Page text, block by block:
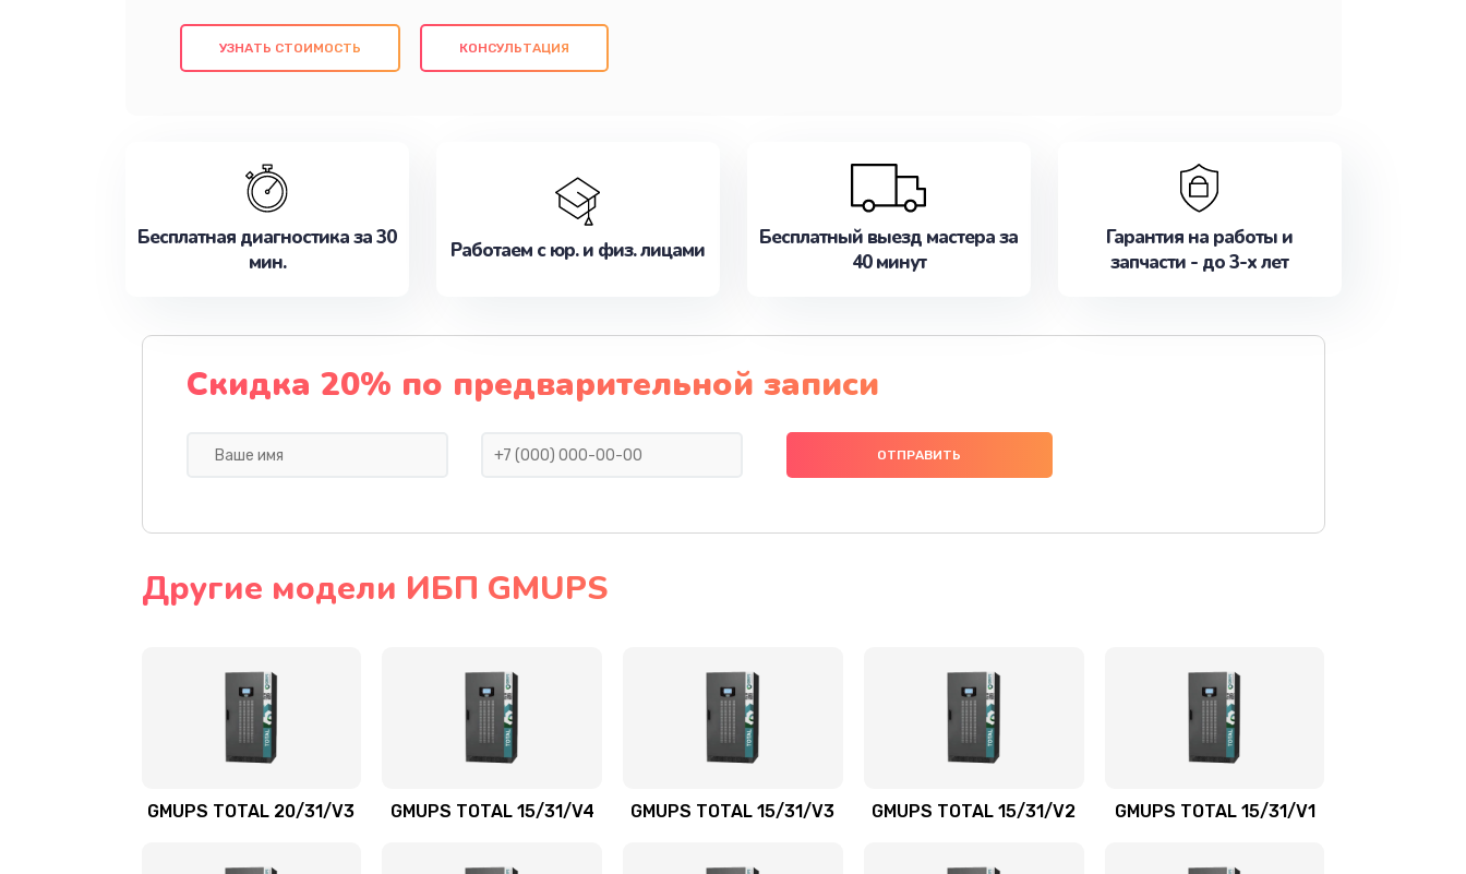
клиентам надежное и профессиональное обслуживание, удовлетворяя их
потребности наилучшим образом. Не медлите записаться на ремонт уже
УЗНАТЬ СТОИМОСТЬ КОНСУЛЬТАЦИЯ
Бесплатная диагностика за 30
мин.
Работаем с юр. и физ. лицами
Бесплатный выезд мастера за
40 минут
Гарантия на работы и
запчасти - до 3-х лет
Скидка 20% по предварительной записи
Другие модели ИБП GMUPS
GMUPS TOTAL 20/31/V3 GMUPS TOTAL 15/31/V4 GMUPS TOTAL 15/31/V3 GMUPS TOTAL 15/31/V2 GMUPS TOTAL 15/31/V1